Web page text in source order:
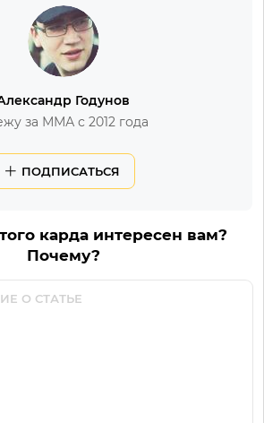
Годунов
за ММА с 2012 года
ПОДПИСАТЬСЯ
карда интересен вам?
Почему?